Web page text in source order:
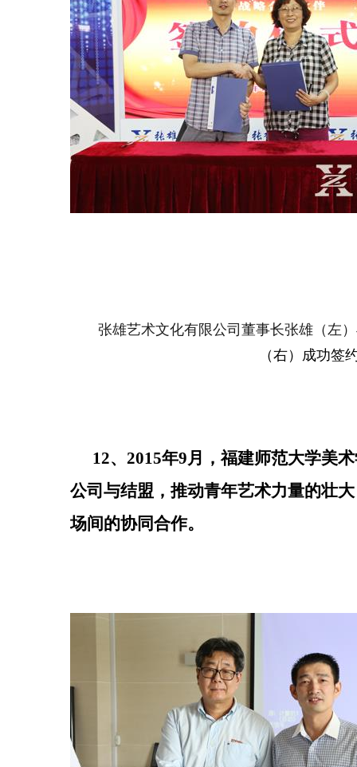
张雄艺术文化有限公司董事长张雄（左
（右）成功签
12、2015年9月，福建师范大学美
公司与结盟 ，推动青年艺术力量的壮
场间的协同合作。